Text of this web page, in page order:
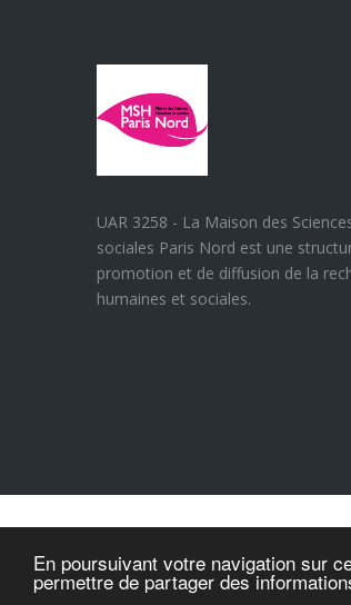
En poursuivant votre navigation sur
permettre de partager des
UAR 3258 - La Maison des
sociales Paris Nord est une
promotion et de diffusion de la
humaines et sociales.